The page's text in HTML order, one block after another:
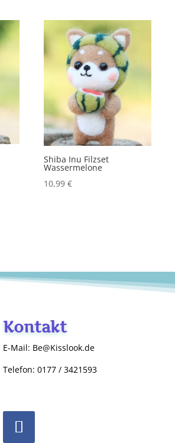
Cat
Menge
Shiba Inu Filzset
Wassermelone
10,99 €
Kontakt
E-Mail: Be@Kisslook.de
Telefon: 0177 / 3421593